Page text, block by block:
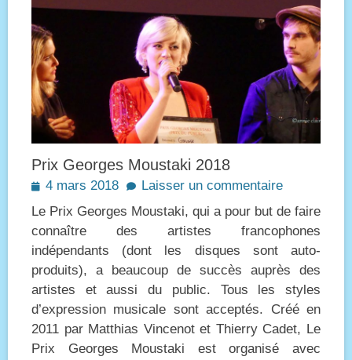
Prix Georges Moustaki 2018
Posted
4 mars 2018
Laisser un commentaire
Le Prix Georges Moustaki, qui a pour but de faire
connaître des artistes francophones
indépendants (dont les disques sont auto-
produits), a beaucoup de succès auprès des
artistes et aussi du public. Tous les styles
d’expression musicale sont acceptés. Créé en
2011 par Matthias Vincenot et Thierry Cadet, Le
Prix Georges Moustaki est organisé avec